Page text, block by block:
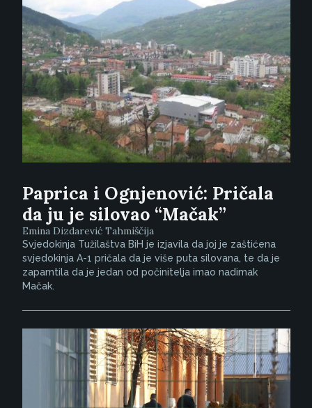
Paprica i Ognjenović: Pričala
da ju je silovao “Mačak”
Emina Dizdarević Tahmiščija
Svjedokinja Tužilaštva BiH je izjavila da joj je zaštićena
svjedokinja A-1 pričala da je više puta silovana, te da je
zapamtila da je jedan od počinitelja imao nadimak
Mačak.